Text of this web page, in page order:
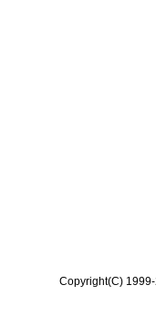
Copyright(C)